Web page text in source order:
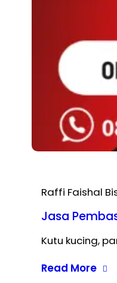
Raffi Faishal
Jasa
Kutu kucing,
Read More